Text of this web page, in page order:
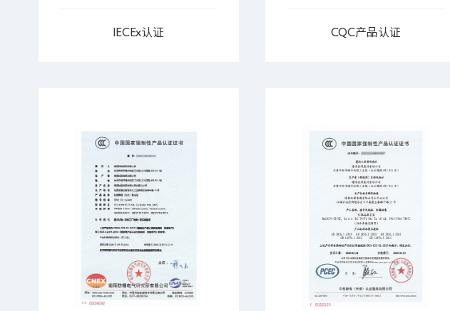
IECEx认证 CQC产品认证